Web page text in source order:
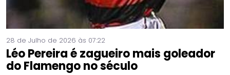
28 de Julho de 2026 às 07:22
Léo Pereira é zagueiro mais goleador
do Flamengo no século